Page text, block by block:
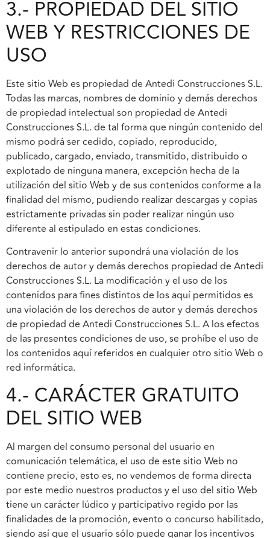
3.- PROPIEDAD DEL SITIO
WEB Y RESTRICCIONES DE
USO
Este sitio Web es propiedad de Antedi Construcciones S.L.
Todas las marcas, nombres de dominio y demás derechos
de propiedad intelectual son propiedad de Antedi
Construcciones S.L. de tal forma que ningún contenido del
mismo podrá ser cedido, copiado, reproducido,
publicado, cargado, enviado, transmitido, distribuido o
explotado de ninguna manera, excepción hecha de la
utilización del sitio Web y de sus contenidos conforme a la
finalidad del mismo, pudiendo realizar descargas y copias
estrictamente privadas sin poder realizar ningún uso
diferente al estipulado en estas condiciones.
Contravenir lo anterior supondrá una violación de los
derechos de autor y demás derechos propiedad de Antedi
Construcciones S.L. La modificación y el uso de los
contenidos para fines distintos de los aquí permitidos es
una violación de los derechos de autor y demás derechos
de propiedad de Antedi Construcciones S.L. A los efectos
de las presentes condiciones de uso, se prohíbe el uso de
los contenidos aquí referidos en cualquier otro sitio Web o
red informática.
4.- CARÁCTER GRATUITO
DEL SITIO WEB
Al margen del consumo personal del usuario en
comunicación telemática, el uso de este sitio Web no
contiene precio, esto es, no vendemos de forma directa
por este medio nuestros productos y el uso del sitio Web
tiene un carácter lúdico y participativo regido por las
finalidades de la promoción, evento o concurso habilitado,
siendo así que el usuario sólo puede ganar los incentivos